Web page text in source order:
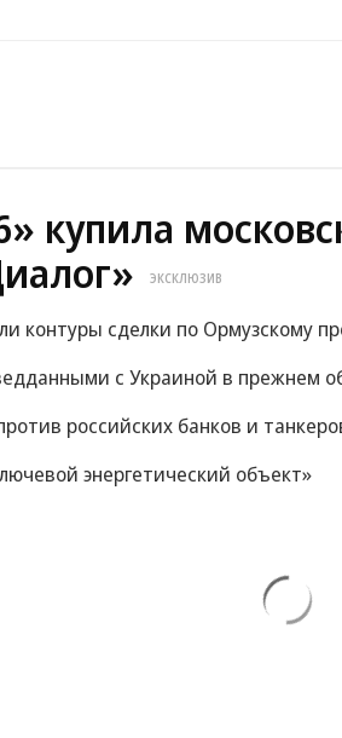
купила
ЭКСКЛЮЗИВ
контуры сделки по Ормузскому
с Украиной в прежнем
российских банков и
энергетический объект»